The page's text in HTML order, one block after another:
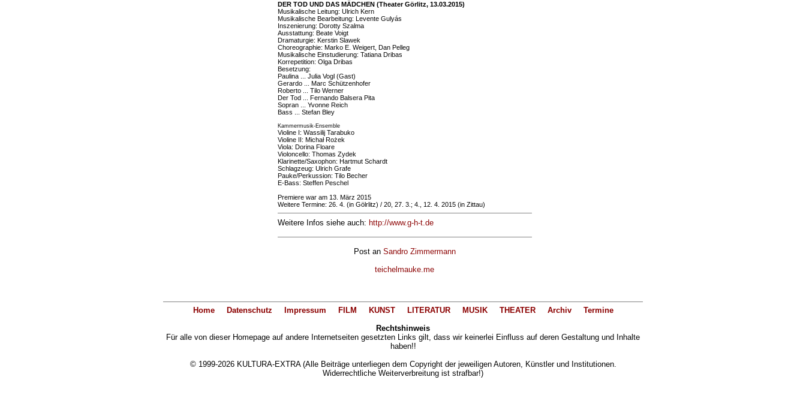
DER TOD UND DAS MÄDCHEN (Theater Görlitz, 13.03.2015)
Musikalische Leitung: Ulrich Kern
Musikalische Bearbeitung: Levente Gulyás
Inszenierung: Dorotty Szalma
Ausstattung: Beate Voigt
Dramaturgie: Kerstin Slawek
Choreographie: Marko E. Weigert, Dan Pelleg
Musikalische Einstudierung: Tatiana Dribas
Korrepetition: Olga Dribas
Besetzung:
Paulina ... Julia Vogl (Gast)
Gerardo ... Marc Schützenhofer
Roberto ... Tilo Werner
Der Tod ... Fernando Balsera Pita
Sopran ... Yvonne Reich
Bass ... Stefan Bley
Kammermusik-Ensemble
Violine I: Wassilij Tarabuko
Violine II: Michał Rożek
Viola: Dorina Floare
Violoncello: Thomas Zydek
Klarinette/Saxophon: Hartmut Schardt
Schlagzeug: Ulrich Grafe
Pauke/Perkussion: Tilo Becher
E-Bass: Steffen Peschel
Premiere war am 13. März 2015
Weitere Termine: 26. 4. (in Gölrlitz) / 20, 27. 3.; 4., 12. 4. 2015 (in Zittau)
Weitere Infos siehe auch: http://www.g-h-t.de
Post an Sandro Zimmermann
teichelmauke.me
Home Datenschutz Impressum FILM KUNST LITERATUR MUSIK THEATER Archiv
Termine
Rechtshinweis
Für alle von dieser Homepage auf andere Internetseiten gesetzten Links gilt, dass wir keinerlei Einfluss auf deren Gestaltung und Inhalte
haben!!
© 1999-2026 KULTURA-EXTRA (Alle Beiträge unterliegen dem Copyright der jeweiligen Autoren, Künstler und Institutionen.
Widerrechtliche Weiterverbreitung ist strafbar!)